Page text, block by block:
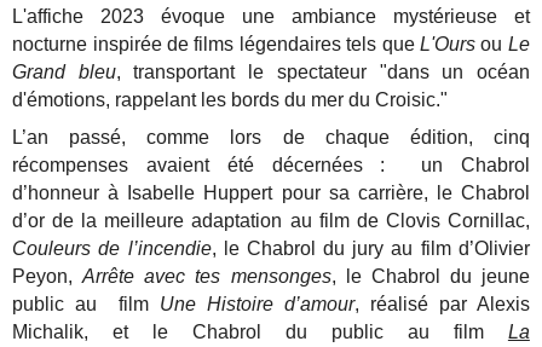
L'affiche 2023 évoque une ambiance mystérieuse et
nocturne inspirée de films légendaires tels queL'Ours ou Le
Grand bleu, transportant le spectateur "dans un océan
d'émotions, rappelant les bords du mer du Croisic."
L’an passé, comme lors de chaque édition, cinq
récompenses avaient été décernées : un Chabrol
d’honneur à Isabelle Huppert pour sa carrière, le Chabrol
d’or de la meilleure adaptation au film de Clovis Cornillac,
Couleurs de l’incendie, le Chabrol du jury au film d’Olivier
Peyon,Arrête avec tes mensonges, le Chabrol du jeune
public au film Une Histoire d’amour, réalisé par Alexis
Michalik, et le Chabrol du public au film
La